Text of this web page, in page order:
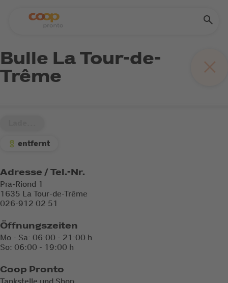
Bulle La Tour-de-
Trême
entfernt
Adresse / Tel.-Nr.
Pra-Riond 1
1635 La Tour-de-Trême
026-912 02 51
Öffnungszeiten
Mo - Sa: 06:00 - 21:00 h
So: 06:00 - 19:00 h
Coop Pronto